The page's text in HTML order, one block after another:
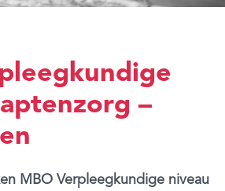
–
MBO Verpleegkundige niveau